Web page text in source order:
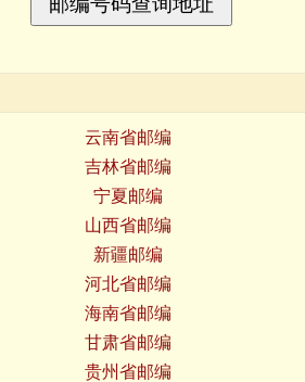
云南省邮编
吉林省邮编
宁夏邮编
山西省邮编
新疆邮编
河北省邮编
海南省邮编
甘肃省邮编
贵州省邮编